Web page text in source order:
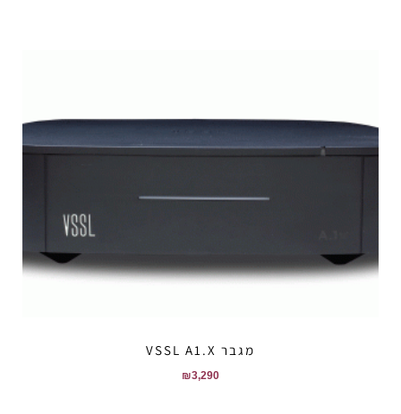
מגבר VSSL A1.X
₪3,290